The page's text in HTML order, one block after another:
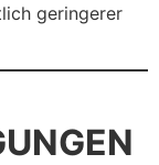
geringerer